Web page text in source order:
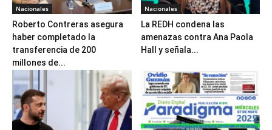
Nacionales
Roberto Contreras asegura
haber completado la
transferencia de 200
millones de...
Nacionales
La REDH condena las
amenazas contra Ana Paola
Hall y señala...